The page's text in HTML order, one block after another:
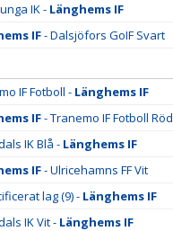
IK - Länghems IF
IF- Dalsjöfors GoIF Svart
IF Fotboll - Länghems IF
IF- Tranemo IF Fotboll Röd
IK Blå - Länghems IF
IF- Ulricehamns FF Vit
lag (9) - Länghems IF
IK Vit - Länghems IF